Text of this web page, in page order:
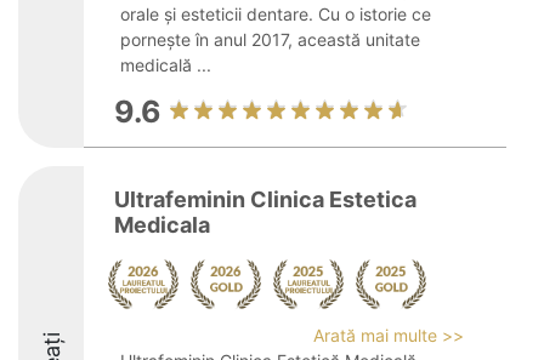
orale și esteticii dentare. Cu o istorie ce
pornește în anul 2017, această unitate
medicală ...
9.6
Ultrafeminin Clinica Estetica
Medicala
Arată mai multe >>